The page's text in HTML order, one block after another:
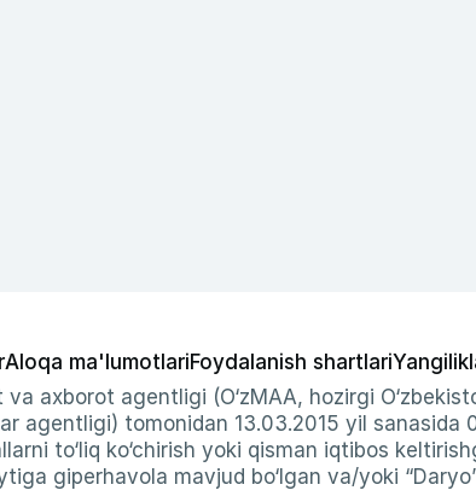
Aloqa ma'lumotlariFoydalanish shartlari
axborot agentligi (O‘zMAA, hozirgi
agentligi) tomonidan 13.03.2015 yil
to‘liq ko‘chirish yoki qisman iqtibos
giperhavola mavjud bo‘lgan va/yoki